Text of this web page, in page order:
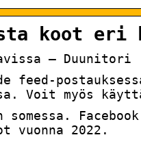
koot eri
– Duunitori
feed-
Voit myös
vuonna 2022.